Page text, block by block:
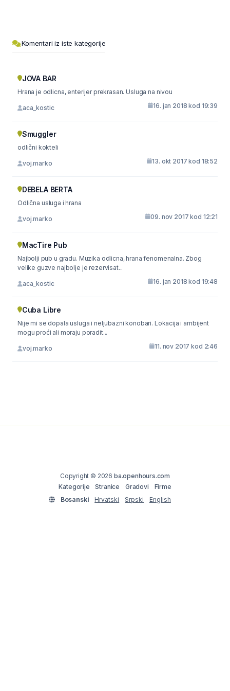
Komentari iz iste kategorije
JOVA BAR
Hrana je odlicna, enterijer prekrasan. Usluga na nivou
aca_kostic 16. jan 2018 kod 19:39
Smuggler
odlični kokteli
voj.marko 13. okt 2017 kod 18:52
DEBELA BERTA
Odlična usluga i hrana
voj.marko 09. nov 2017 kod 12:21
MacTire Pub
Najbolji pub u gradu. Muzika odlicna, hrana fenomenalna. Zbog
velike guzve najbolje je rezervisat...
aca_kostic 16. jan 2018 kod 19:48
Cuba Libre
Nije mi se dopala usluga i neljubazni konobari. Lokacija i ambijent
mogu proći ali moraju poradit...
voj.marko 11. nov 2017 kod 2:46
Copyright © 2026 ba.openhours.com
Kategorije
Stranice Gradovi
Firme
Bosanski
Hrvatski Srpski English